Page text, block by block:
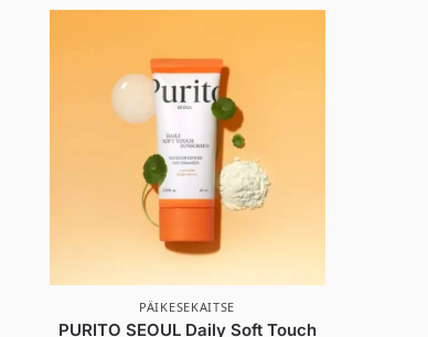
PÄIKESEKAITSE
PURITO SEOUL Daily Soft Touch